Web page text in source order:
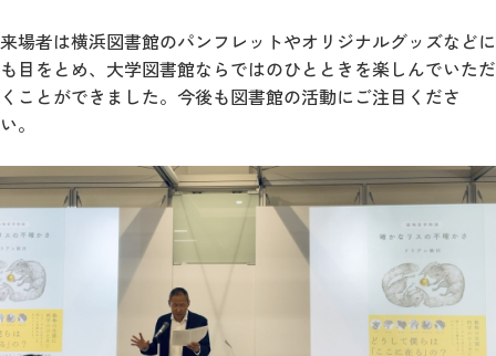
来場者は横浜図書館のパンフレットやオリジナルグッズなどに
も目をとめ、大学図書館ならではのひとときを楽しんでいただ
くことができました。今後も図書館の活動にご注目くださ
い。